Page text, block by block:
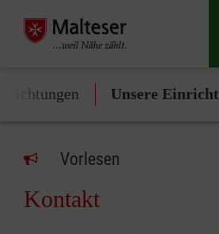
Unsere
Vorlesen
Kontakt